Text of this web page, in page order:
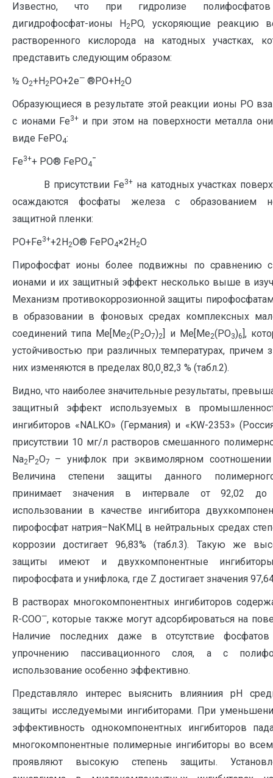
Известно, что при гидролизе полифосфатов
дигидрофосфат-ионы H2PO, ускоряющие реакцию
растворенного кислорода на катодных участках,
представить следующим образом:
½ O2+H2PO+2е— ®PO+H2O
Образующиеся в результате этой реакции ионы PO
с ионами Fe3+ и при этом на поверхности металла
виде FePO4:
Fe3++ PO® FePO4¯
В присутствии Fe3+на катодных участках
осаждаются фосфаты железа с образованием
защитной пленки:
PO+Fe3++2H2O® FePO4×2H2O
Пирофосфат ионы более подвижны по сравнению
ионами и их защитный эффект несколько выше в
Механизм противокоррозионной защиты
в образовании в фоновых средах комплексных
соединений типа Me[Me2(P2O7)2] и Me[Me2(PO3)6],
устойчивостью при различных температурах, причем
них изменяются в пределах 80,0¸82,3 % (табл.2).
Видно, что наиболее значительные результаты,
защитный эффект используемых в
ингибиторов «NALKO» (Германия) и «KW-2353»
присутствии 10 мг/л растворов смешанного
Na2P2O7 – унифлок при эквимолярном соотношении
Величина степени защиты данного
принимает значения в интервале от 92,02 до
использовании в качестве ингибитора
пирофосфат натрия–NaКМЦ в нейтральных средах
коррозии достигает 96,83% (табл.3). Такую же
защиты имеют и двухкомпонентные
пирофосфата и унифлока, где Z достигает значения
В растворах многокомпонентных ингибиторов
R-COO—, которые также могут адсорбироваться на
Наличие последних даже в отсутствие фосфатов
упрочнению пассивационного слоя, а с
использование особенно эффективно.
Представляло интерес выяснить влияниия рН
защиты исследуемыми ингибиторами. При
эффективность однокомпонентных ингибиторов
многокомпонентные полимерные ингибиторы во
проявляют высокую степень защиты.